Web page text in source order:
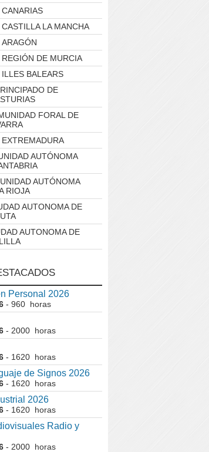
CANARIAS
CASTILLA LA MANCHA
ARAGÓN
REGIÓN DE MURCIA
ILLES BALEARS
DE
FORAL DE
EXTREMADURA
AUTÓNOMA
AUTÓNOMA
RIOJA
AUTONOMA DE
AUTONOMA DE
Personal 2026
- 960 horas
- 2000 horas
- 1620 horas
de Signos 2026
- 1620 horas
2026
- 1620 horas
Radio y
- 2000 horas